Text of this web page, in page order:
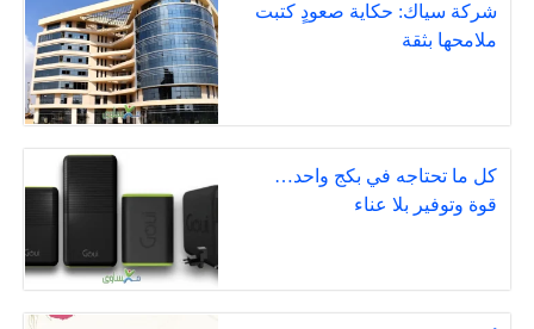
شركة سياك: حكاية صعودٍ كتبت
ملامحها بثقة
كل ما تحتاجه في بكج واحد…
قوة وتوفير بلا عناء